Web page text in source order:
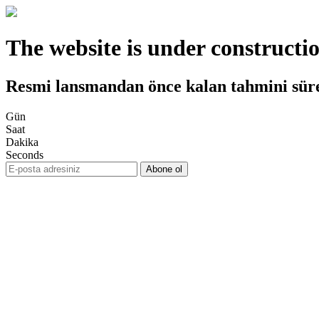
The website is under
Resmi lansmandan önce kalan tahmini
Gün
Saat
Dakika
Seconds